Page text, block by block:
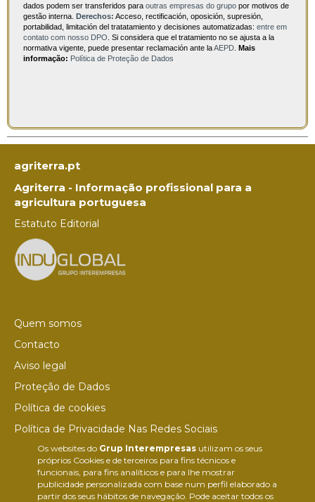
Os websites do Grup Interempresasutilizam os seus
próprios Cookies e de terceiros para fins técnicos e
funcionais, para fins analíticos e para lhe mostrar
publicidade personalizada com base num perfil elaborado a
partir dos seus hábitos de navegação. Pode aceitar todos os
dados podem ser transferidos para outras empresas do grupo por motivos de
gestão interna. Derechos: Acceso, rectificación, oposición, supresión,
portabilidad, limitación del tratatamiento y decisiones automatizadas: entre em
contato com nosso DPO . Si considera que el tratamiento no se ajusta a la
normativa vigente, puede presentar reclamación ante laAEPD Mais
informação: Política de Proteção de Dados
agriterra.pt
Agriterra - Informação profissional para a
agricultura portuguesa
Estatuto Editorial
Quem somos
Contacto
Aviso legal
Proteção de Dados
Política de cookies
Política de Privacidade Nas Redes Sociais
Canal de denúncias
Colaborações editoriais